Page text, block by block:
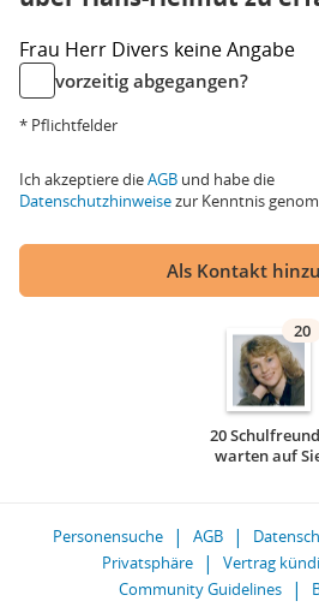
Frau Herr Divers keine Angabe
vorzeitig abgegangen?
* Pflichtfelder
Ich akzeptiere dieAGB und habe die
Datenschutzhinweisezur Kenntnis
Als Kontakt
20
20
warten auf
Personensuche AGB
Privatsphäre
Vertrag
Community Guidelines